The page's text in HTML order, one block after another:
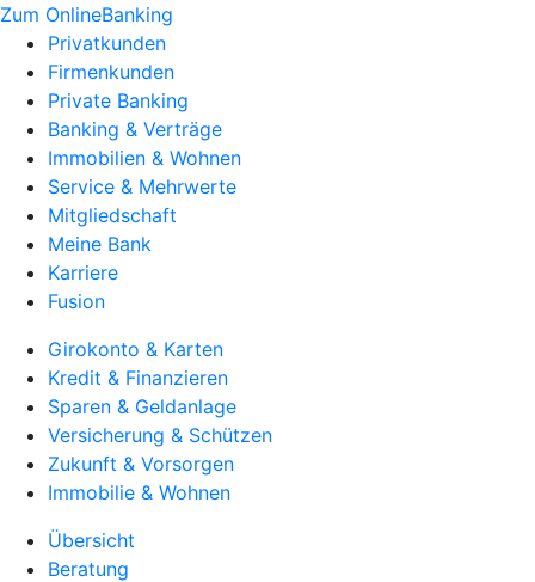
Zum OnlineBanking
Privatkunden
Firmenkunden
Private Banking
Banking & Verträge
Immobilien & Wohnen
Service & Mehrwerte
Mitgliedschaft
Meine Bank
Karriere
Fusion
Girokonto & Karten
Kredit & Finanzieren
Sparen & Geldanlage
Versicherung & Schützen
Zukunft & Vorsorgen
Immobilie & Wohnen
Übersicht
Beratung